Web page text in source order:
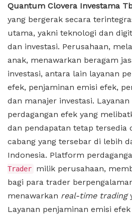
Quantum Clovera Investama
yang bergerak secara
utama, yakni teknologi dan
dan investasi. Perusahaan,
anak, menawarkan beragam
investasi, antara lain layanan
efek, penjaminan emisi efek,
dan manajer investasi.
perdagangan efek yang
dan pendapatan tetap tersedia
cabang yang tersebar di lebih
Indonesia. Platform
Trader
milik perusahaan,
bagi para trader
menawarkan real-time trading
Layanan penjaminan emisi